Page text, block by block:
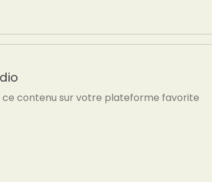
ce contenu sur votre plateforme favorite